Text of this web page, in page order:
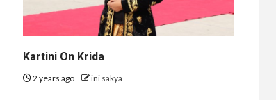
Kartini On Krida
2 years ago ini sakya